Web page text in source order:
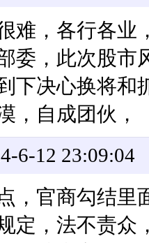
难，各行各业
委，此次股市
下决心换将和
，自成团伙，
6-12 23:09:04
，官商勾结里
定，法不责众